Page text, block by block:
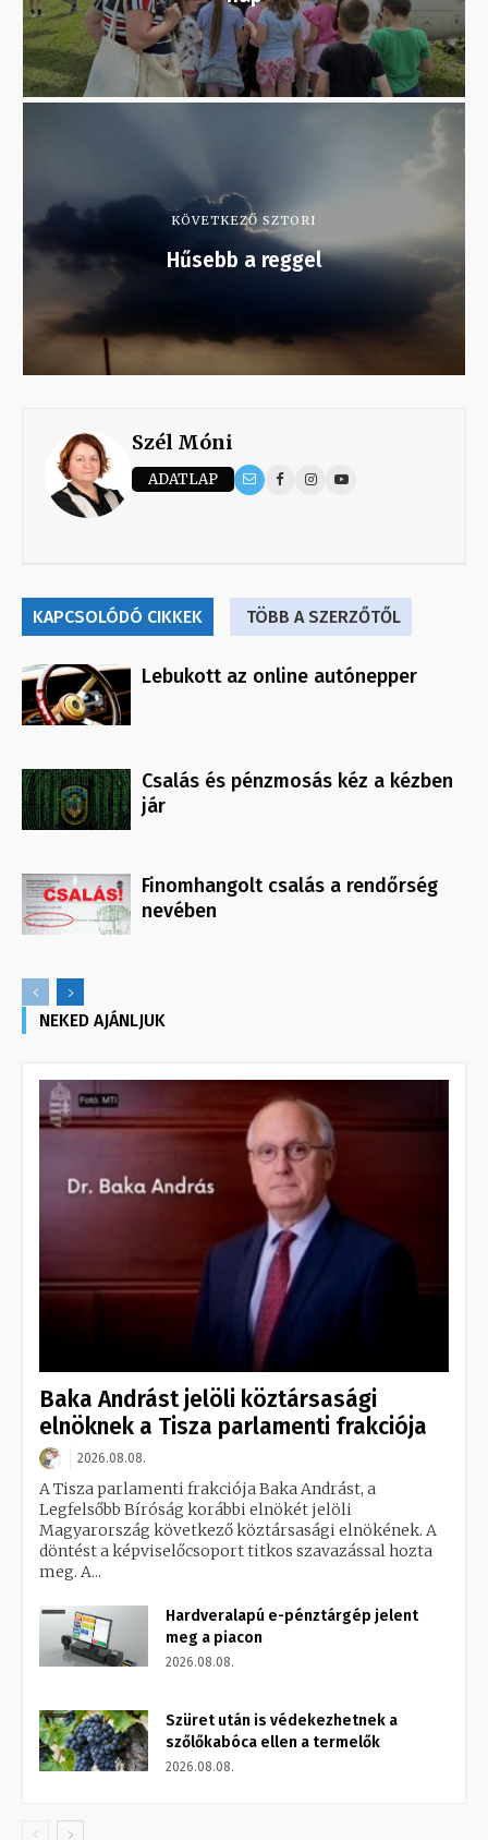
KÖVETKEZŐ SZTORI
Hűsebb a reggel
Szél Móni
ADATLAP
KAPCSOLÓDÓ CIKKEK TÖBB A SZERZŐTŐL
Lebukott az online autónepper
Csalás és pénzmosás kéz a kézben
jár
Finomhangolt csalás a rendőrség
nevében
NEKED AJÁNLJUK
Baka Andrást jelöli köztársasági
elnöknek a Tisza parlamenti frakciója
2026.08.08.
A Tisza parlamenti frakciója Baka Andrást, a
Legfelsőbb Bíróság korábbi elnökét jelöli
Magyarország következő köztársasági elnökének. A
döntést a képviselőcsoport titkos szavazással hozta
meg. A...
Hardveralapú e-pénztárgép jelent
meg a piacon
2026.08.08.
Szüret után is védekezhetnek a
szőlőkabóca ellen a termelők
2026.08.08.